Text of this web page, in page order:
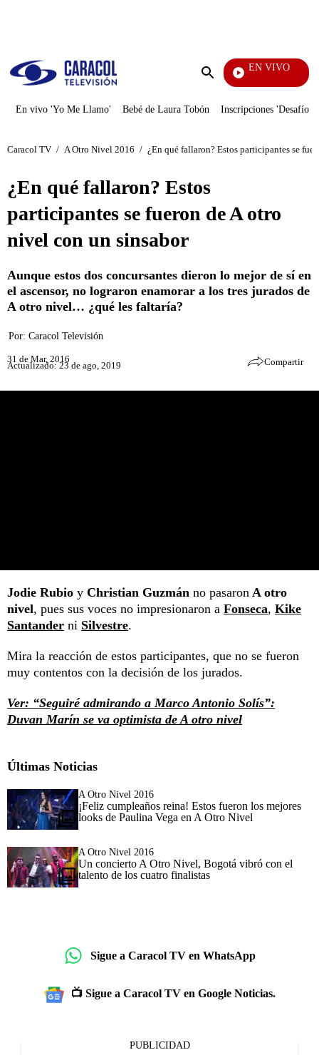
Enviar
EN VIVO
Sábados Felices
En vivo 'Yo Me Llamo' Bebé de Laura Tobón Inscripciones 'Desafío'
Caracol TV / A Otro Nivel 2016 / ¿En qué fallaron? Estos participantes se
¿En qué fallaron? Estos
participantes se fueron de A otro
nivel con un sinsabor
Aunque estos dos concursantes dieron lo mejor de sí en
el ascensor, no lograron enamorar a los tres jurados de
A otro nivel… ¿qué les faltaría?
Por: Caracol Televisión
31 de Mar, 2016
Actualizado: 23 de ago, 2019 Compartir
Jodie Rubio y Christian Guzmán no pasaron A otro
nivel, pues sus voces no impresionaron a Fonseca, Kike
Santander ni Silvestre.
Mira la reacción de estos participantes, que no se fueron
muy contentos con la decisión de los jurados.
Ver: “Seguiré admirando a Marco Antonio Solís”:
Duvan Marín se va optimista de A otro nivel
Últimas Noticias
A Otro Nivel 2016
¡Feliz cumpleaños reina! Estos fueron los mejores
looks de Paulina Vega en A Otro Nivel
A Otro Nivel 2016
Un concierto A Otro Nivel, Bogotá vibró con el
talento de los cuatro finalistas
Sigue a Caracol TV en WhatsApp
📺 Sigue a Caracol TV en Google Noticias.
PUBLICIDAD